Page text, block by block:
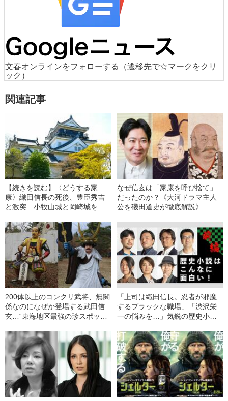
文春オンラインをフォローする
（遷移先で☆マークをクリ
ック）
関連記事
【続きを読む】〈どうする家
康〉織田信長の死後、豊臣秀吉
と激突…小牧山城と岡崎城を利
なぜ信玄は「家康を呼び捨て」
だったのか？《大河ドラマ主人
公を磯田道史が徹底解説》
200体以上のコンクリ武将、無関
係なのになぜか登場する武田信
玄…“東海地区最強の珍スポッ
方〈家康ならどうする!?〉
「上司は織田信長。忍者が邪魔
するブラックな職場」「渋沢栄
一の悩みを…」気鋭の歴史小説
に役立つ”小説とは⁉